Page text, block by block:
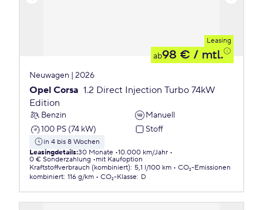
Leasing
ab98 € / mtl.
Neuwagen | 2026
Opel Corsa 1.2 Direct Injection Turbo 74kW
Edition
Benzin
Manuell
100 PS (74 kW)
Stoff
in 4 bis 8 Wochen
Leasingdetails:30 Monate 10.000 km/Jahr
0 € Sonderzahlung
mit Kaufoption
Kraftstoffverbrauch (kombiniert): 5,1 l/100 km
CO₂-Emissionen
kombiniert: 116 g/km CO₂-Klasse: D